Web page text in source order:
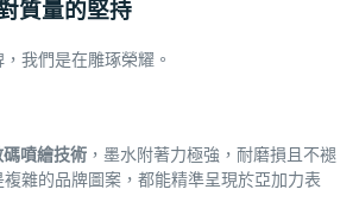
質量的堅持
我們是在雕琢榮耀。
碼噴繪技術 ，墨水附著力極強，耐磨損且不褪
雜的品牌圖案，都能精準呈現於亞加力表